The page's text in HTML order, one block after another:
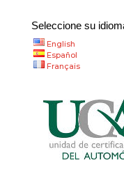
Seleccione su
English
Español
Français